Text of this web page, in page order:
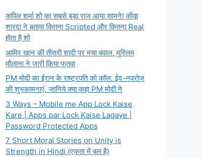
कपिल शर्मा शो का सबसे बड़ा राज आया सामने! कीकू
शारदा ने बताया कितना Scripted और कितना Real
होता है शो
आमिर खान की तीसरी शादी पर मचा बवाल, मुस्लिम
मौलाना ने जारी किया फतवा
PM मोदी का ईरान के राष्ट्रपति को कॉल: ईद-नवरोज
की शुभकामनाएं, जानिये क्या कहा PM मोदी ने
3 Ways – Mobile me App Lock Kaise
Kare | Apps par Lock Kaise Lagaye |
Password Protected Apps
7 Short Moral Stories on Unity is
Strength in Hindi (एकता में बल है)